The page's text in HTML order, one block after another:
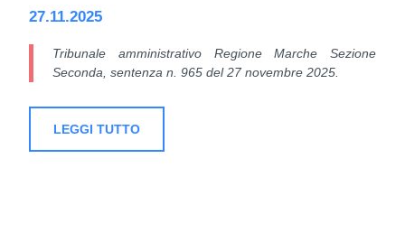
27.11.2025
Tribunale amministrativo Regione Marche Sezione
Seconda, sentenza n. 965 del 27 novembre 2025.
LEGGI TUTTO